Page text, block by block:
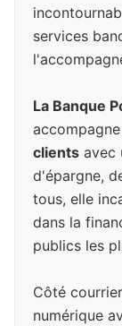
services
La Banque
clients avec
d'épargne,
tous, elle
dans la
publics les
Côté
numérique